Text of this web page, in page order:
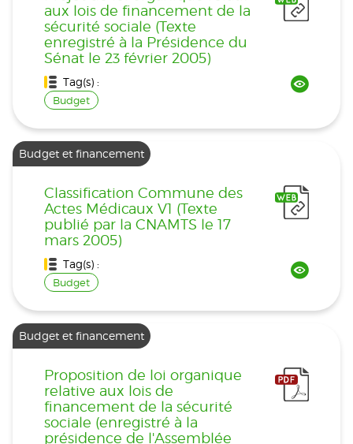
aux lois de financement de la
sécurité sociale (Texte
enregistré à la Présidence du
Sénat le 23 février 2005)
Tag(s) :
Budget
Budget et financement
Classification Commune des
Actes Médicaux V1 (Texte
publié par la CNAMTS le 17
mars 2005)
Tag(s) :
Budget
Budget et financement
Proposition de loi organique
relative aux lois de
financement de la sécurité
sociale (enregistré à la
présidence de l'Assemblée